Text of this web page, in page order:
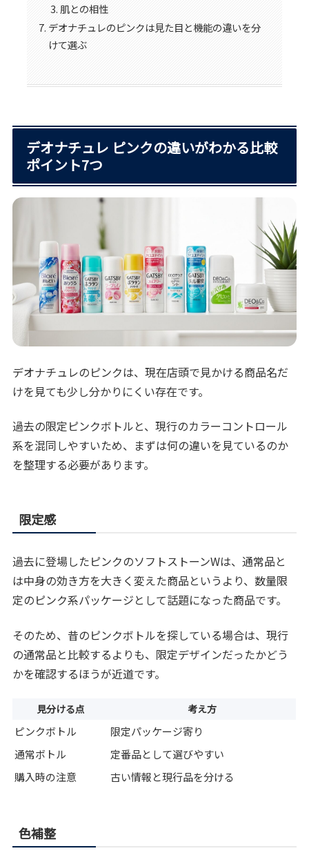
肌との相性
デオナチュレのピンクは見た目と機能の違いを分
けて選ぶ
デオナチュレ ピンクの違いがわかる比較
ポイント7つ
デオナチュレのピンクは、現在店頭で見かける商品名だ
けを見ても少し分かりにくい存在です。
過去の限定ピンクボトルと、現行のカラーコントロール
系を混同しやすいため、まずは何の違いを見ているのか
を整理する必要があります。
限定感
過去に登場したピンクのソフトストーンWは、通常品と
は中身の効き方を大きく変えた商品というより、数量限
定のピンク系パッケージとして話題になった商品です。
そのため、昔のピンクボトルを探している場合は、現行
の通常品と比較するよりも、限定デザインだったかどう
かを確認するほうが近道です。
見分ける点 考え方
ピンクボトル
限定パッケージ寄り
通常ボトル
定番品として選びやすい
購入時の注意
古い情報と現行品を分ける
色補整